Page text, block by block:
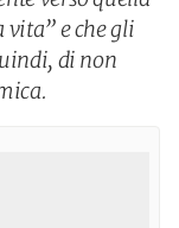
e che gli
di non